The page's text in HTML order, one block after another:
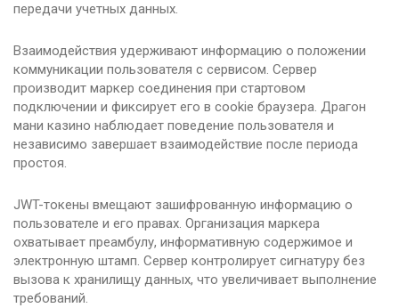
передачи учетных данных.
Взаимодействия удерживают информацию о положении
коммуникации пользователя с сервисом. Сервер
производит маркер соединения при стартовом
подключении и фиксирует его в cookie браузера. Драгон
мани казино наблюдает поведение пользователя и
независимо завершает взаимодействие после периода
простоя.
JWT-токены вмещают зашифрованную информацию о
пользователе и его правах. Организация маркера
охватывает преамбулу, информативную содержимое и
электронную штамп. Сервер контролирует сигнатуру без
вызова к хранилищу данных, что увеличивает выполнение
требований.